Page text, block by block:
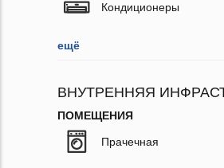
Кондиционеры
ещё
ВНУТРЕННЯЯ
ПОМЕЩЕНИЯ
Прачечная